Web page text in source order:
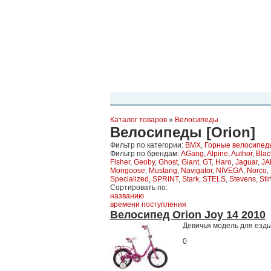
Каталог товаров » Велосипеды
Велосипеды [Orion]
Фильтр по категории: BMX, Горные
Фильтр по брендам: AGang,Alpine,Author,
Fisher, Geoby, Ghost, Giant, GT, Haro, Jaguar,
Mongoose, Mustang, Navigator, NIVEGA, Norco,
Specialized , SPRINT, Stark, STELS, Stevens,
Сортировать по:
названию
времени поступления
Велосипед Orion Joy 14 2010
Девичья модель для
0